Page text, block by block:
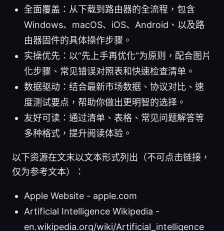
全面覆盖：从下载到路由器的全流程，包含
Windows、macOS、iOS、Android、以及路
由器固件的具体操作步骤。
实操优先：以“先上手再优化”为原则，配合图片
化步骤、常见错误对照表和快速检查清单。
数据驱动：结合最新市场数据、协议对比、速
度测试要点，帮助你做出更明智的选择。
友好可读：通过清单、表格、常见问题解答等
多种格式，提升阅读体验。
以下资源在文末以文本形式列出（不可点击链接，
仅为参考文本）：
Apple Website - apple.com
Artificial Intelligence Wikipedia -
en.wikipedia.org/wiki/Artificial_intelligence